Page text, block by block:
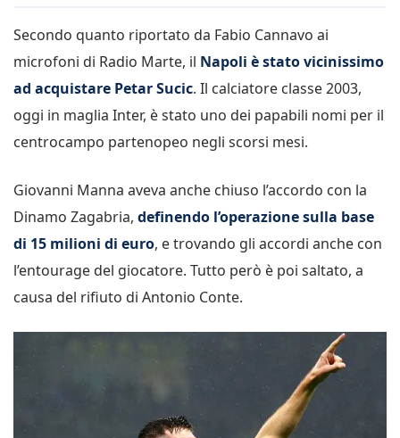
Secondo quanto riportato da Fabio Cannavo ai
microfoni di Radio Marte, il Napoli è stato vicinissimo
ad acquistare Petar Sucic. Il calciatore classe 2003,
oggi in maglia Inter, è stato uno dei papabili nomi per il
centrocampo partenopeo negli scorsi mesi.
Giovanni Manna aveva anche chiuso l’accordo con la
Dinamo Zagabria, definendo l’operazione sulla base
di 15 milioni di euro, e trovando gli accordi anche con
l’entourage del giocatore. Tutto però è poi saltato, a
causa del rifiuto di Antonio Conte.